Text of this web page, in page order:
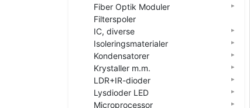
Fiber Optik Moduler
Filterspoler
IC, diverse
Isoleringsmaterialer
Kondensatorer
Krystaller m.m.
LDR+IR-dioder
Lysdioder LED
Microprocessor